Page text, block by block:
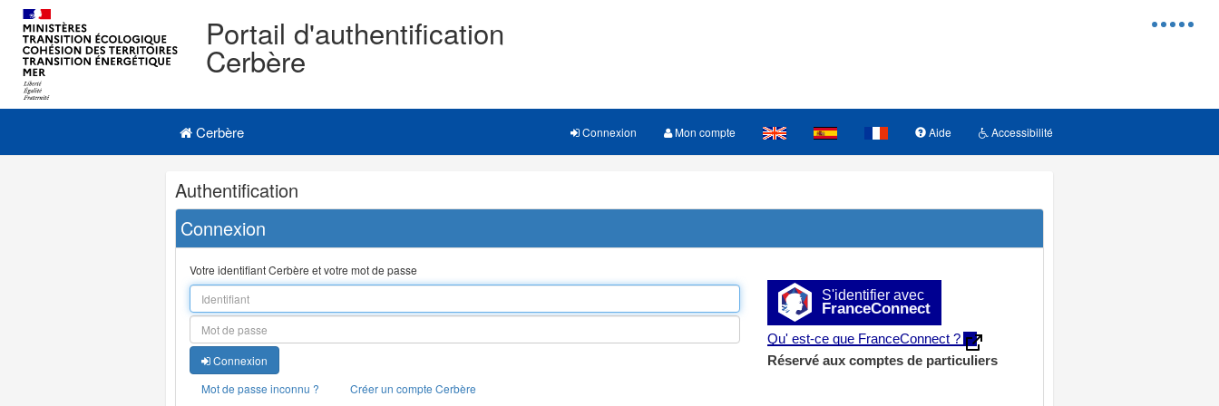
Menu
Portail d'authentification
Cerbère
Navigation
Menu principal
Cerbère Connexion Mon compte Aide Accessibilité
Navigation
et
outils
annexes
Authentification
Connexion
S'identifier avec
FranceConnect
Qu' est-ce que FranceConnect ?
Réservé aux comptes de particuliers
Votre identifiant Cerbère et votre mot de passe
Connexion
Mot de passe inconnu ?
Créer un compte Cerbère